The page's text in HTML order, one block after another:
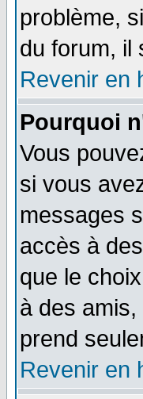
problème,
du forum, il
Revenir en
Pourquoi
Vous
si vous
messages
accès à
que le
à des
prend
Revenir en